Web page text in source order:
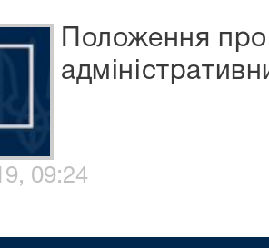
Положення
09:24